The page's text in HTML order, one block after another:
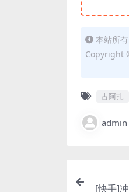
本站所
Copyright
古阿扎
admin
[快手]